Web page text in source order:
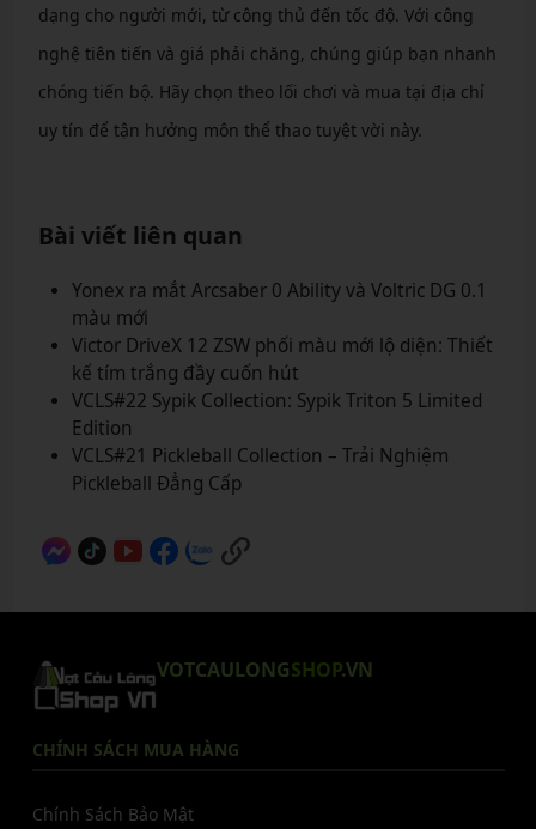
dạng cho người mới, từ công thủ đến tốc độ. Với công
nghệ tiên tiến và giá phải chăng, chúng giúp bạn nhanh
chóng tiến bộ. Hãy chọn theo lối chơi và mua tại địa chỉ
uy tín để tận hưởng môn thể thao tuyệt vời này.
Bài viết liên quan
Yonex ra mắt Arcsaber 0 Ability và Voltric DG 0.1
màu mới
Victor DriveX 12 ZSW phối màu mới lộ diện: Thiết
kế tím trắng đầy cuốn hút
VCLS#22 Sypik Collection: Sypik Triton 5 Limited
Edition
VCLS#21 Pickleball Collection – Trải Nghiệm
Pickleball Đẳng Cấp
VOTCAULONGSHOP.VN
CHÍNH SÁCH MUA HÀNG
Chính Sách Bảo Mật